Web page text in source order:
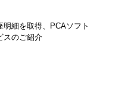
明細を取得、PCAソフト
スのご紹介